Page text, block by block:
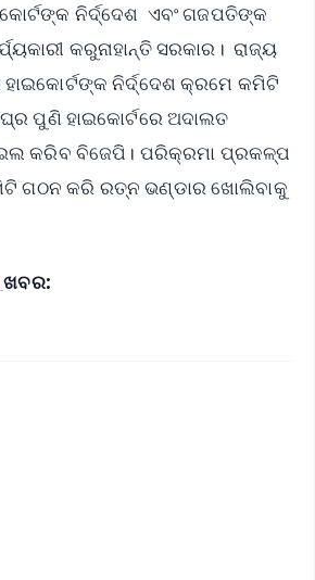
ନିର୍ଦ୍ଦେଶ ଏବଂ ଗଜପତିଙ୍କ
କରୁନାହାନ୍ତି ସରକାର। ରାଜ୍ୟ
ନିର୍ଦ୍ଦେଶ କ୍ରମେ କମିଟି
ପୁଣି ହାଇକୋର୍ଟରେ ଅଦାଲତ
କରିବ ବିଜେପି। ପରିକ୍ରମା ପ୍ରକଳ୍ପ
ଗଠନ କରି ରତ୍ନ ଭଣ୍ଡାର ଖୋଲିବାକୁ
ଖବର: